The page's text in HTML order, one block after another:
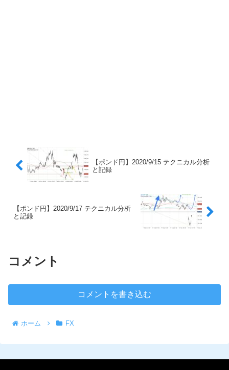
【ポンド円】2020/9/15 テクニカル分析
と記録
【ポンド円】2020/9/17 テクニカル分析
と記録
コメント
コメントを書き込む
ホーム FX